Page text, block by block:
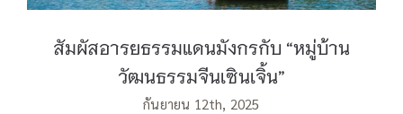
สัมผัสอารยธรรมแดนมังกรกับ “หมู่บ้าน
วัฒนธรรมจีนเซินเจิ้น”
กันยายน 12th, 2025